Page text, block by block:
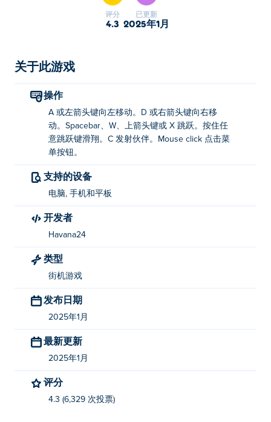
孤单，因为您可以寻求红色和绿色小树叶朋友的帮助。您
可以发射红色小伙伴，它们会从冰晶上弹起并形成梯子，
如何玩《Tired to Fall: Winter》？
使用鼠标单击菜单按钮。
左移动：A 或左箭头键；
向右移动：D 或右箭头键；
滑翔：按住任意一个跳跃按钮；
发射伙伴：C；
谁创作了《Tired to Fall: Winter》？
Tired to Fall: Winter 由 Havana24 制作。在 上玩他们的其
他游戏 Poki (宝玩)：
deluxe， jumpignons， klung， 和
我如何免费玩 Tired to Fall: Winter？
您可以在Poki 上免费玩《Tired to Fall: Winter》。
Winter》吗？
评分
4.3
已更新
2025年1月
关于此游戏
操作
A 或左箭头键向左移动。D 或右箭头键向右移
动。Spacebar、W、上箭头键或 X 跳跃。按住任
意跳跃键滑翔。C 发射伙伴。Mouse click 点击菜
单按钮。
支持的设备
电脑, 手机和平板
开发者
Havana24
类型
街机游戏
发布日期
2025年1月
最新更新
2025年1月
评分
4.3 (6,329 次投票)